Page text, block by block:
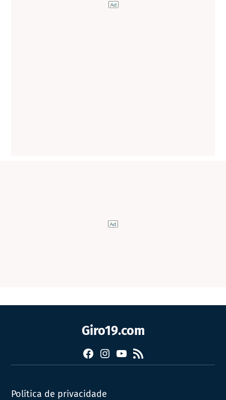
Giro19.com
FacebookInstagram
YouTube
RSS
Política de privacidade